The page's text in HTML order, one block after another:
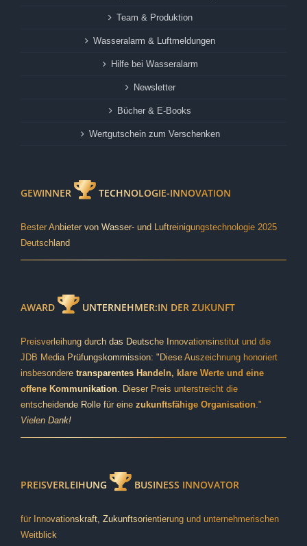
Team & Produktion
Wasseralarm & Luftmeldungen
Hilfe bei Wasseralarm
Newsletter
Bücher & E-Books
Wertgutschein zum Verschenken
GEWINNER TECHNOLOGIE-INNOVATION
Bester Anbieter von Wasser- und Luftreinigungstechnologie 2025
Deutschland
AWARD UNTERNEHMER:IN DER ZUKUNFT
Preisverleihung durch das Deutsche Innovationsinstitut und die
JDB Media Prüfungskommission: "Diese Auszeichnung honoriert
insbesondere transparentes Handeln, klare Werte und eine
offene Kommunikation. Dieser Preis unterstreicht die
entscheidende Rolle für eine zukunftsfähige Organisation."
Vielen Dank!
PREISVERLEIHUNG BUSINESS INNOVATOR
für Innovationskraft, Zukunftsorientierung und unternehmerischen
Weitblick